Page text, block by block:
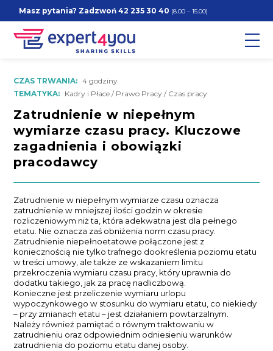
Masz pytania? Zadzwoń42 235 30 40 (8.00 – 15.00)
CZAS TRWANIA: 4 godziny
TEMATYKA: Kadry i Płace / Prawo Pracy / Czas pracy
Zatrudnienie w niepełnym
wymiarze czasu pracy. Kluczowe
zagadnienia i obowiązki
pracodawcy
Zatrudnienie w niepełnym wymiarze czasu oznacza
zatrudnienie w mniejszej ilości godzin w okresie
rozliczeniowym niż ta, która adekwatna jest dla pełnego
etatu. Nie oznacza zaś obniżenia norm czasu pracy.
Zatrudnienie niepełnoetatowe połączone jest z
koniecznością nie tylko trafnego dookreślenia poziomu etatu
w treści umowy, ale także ze wskazaniem limitu
przekroczenia wymiaru czasu pracy, który uprawnia do
dodatku takiego, jak za pracę nadliczbową.
Konieczne jest przeliczenie wymiaru urlopu
wypoczynkowego w stosunku do wymiaru etatu, co niekiedy
– przy zmianach etatu – jest działaniem powtarzalnym.
Należy również pamiętać o równym traktowaniu w
zatrudnieniu oraz odpowiednim odniesieniu warunków
zatrudnienia do poziomu etatu danej osoby.